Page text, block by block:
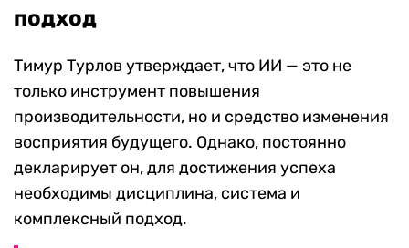
подход
Тимур Турлов утверждает, что ИИ — это не
только инструмент повышения
производительности, но и средство изменения
восприятия будущего. Однако, постоянно
декларирует он, для достижения успеха
необходимы дисциплина, система и
комплексный подход.